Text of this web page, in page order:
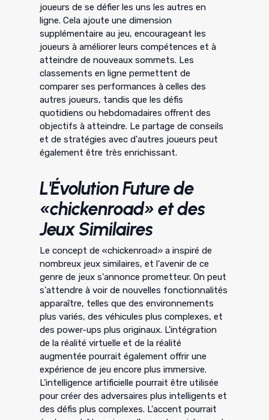
joueurs de se défier les uns les autres en
ligne. Cela ajoute une dimension
supplémentaire au jeu, encourageant les
joueurs à améliorer leurs compétences et à
atteindre de nouveaux sommets. Les
classements en ligne permettent de
comparer ses performances à celles des
autres joueurs, tandis que les défis
quotidiens ou hebdomadaires offrent des
objectifs à atteindre. Le partage de conseils
et de stratégies avec d'autres joueurs peut
également être très enrichissant.
L'Évolution Future de
«chickenroad» et des
Jeux Similaires
Le concept de «chickenroad» a inspiré de
nombreux jeux similaires, et l'avenir de ce
genre de jeux s'annonce prometteur. On peut
s'attendre à voir de nouvelles fonctionnalités
apparaître, telles que des environnements
plus variés, des véhicules plus complexes, et
des power-ups plus originaux. L'intégration
de la réalité virtuelle et de la réalité
augmentée pourrait également offrir une
expérience de jeu encore plus immersive.
L’intelligence artificielle pourrait être utilisée
pour créer des adversaires plus intelligents et
des défis plus complexes. L'accent pourrait